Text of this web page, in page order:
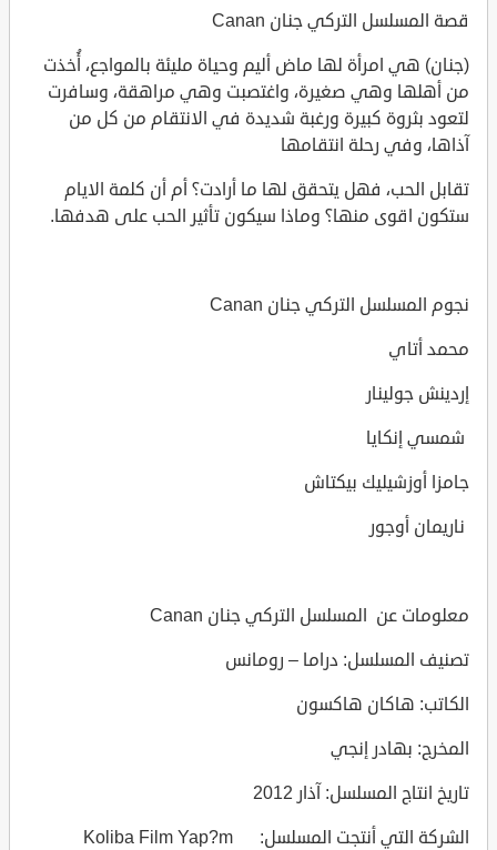
قصة المسلسل التركي جنان Canan
(جنان) هي امرأة لها ماض أليم وحياة مليئة بالمواجع، أُخذت
من أهلها وهي صغيرة، واغتصبت وهي مراهقة، وسافرت
لتعود بثروة كبيرة ورغبة شديدة في الانتقام من كل من
آذاها، وفي رحلة انتقامها
تقابل الحب، فهل يتحقق لها ما أرادت؟ أم أن كلمة الايام
ستكون اقوى منها؟ وماذا سيكون تأثير الحب على هدفها.
نجوم المسلسل التركي جنان Canan
محمد أتاي
إردينش جولينار
شمسي إنكايا
جامزا أوزشيليك بيكتاش
ناريمان أوجور
معلومات عن المسلسل التركي جنان Canan
تصنيف المسلسل: دراما – رومانس
الكاتب: هاكان هاكسون
المخرج: بهادر إنجي
تاريخ انتاج المسلسل: آذار 2012
الشركة التي أنتجت المسلسل: Koliba Film Yap?m